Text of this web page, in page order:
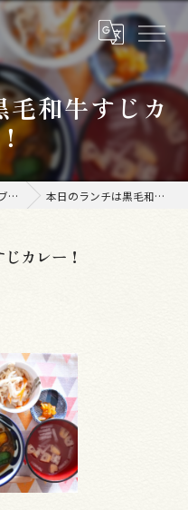
毛和牛すじカ
グ 本日のランチは黒毛和牛すじカレー！
カレー！